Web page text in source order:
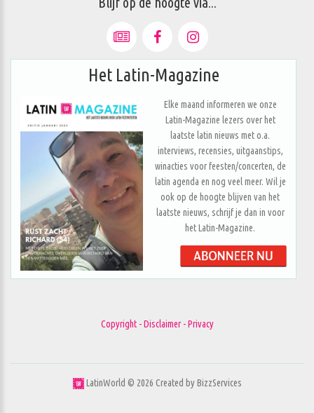
Het Latin-Magazine
Elke maand informeren we onze
Latin-Magazine lezers over het
laatste latin nieuws met o.a.
interviews, recensies, uitgaanstips,
winacties voor feesten/concerten, de
latin agenda en nog veel meer. Wil je
ook op de hoogte blijven van het
laatste nieuws, schrijf je dan in voor
het Latin-Magazine.
Copyright - Disclaimer - Privacy
LatinWorld © 2026 Created byBizzServices